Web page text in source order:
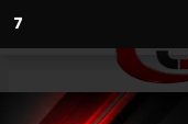
6
Anasayfa